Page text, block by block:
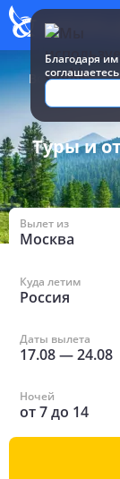
Благодаря
Все туры и
Туры и
Вылет из
Москва
Куда летим
Россия
Даты вылета
17.08—24.08
Ночей
от7до 14